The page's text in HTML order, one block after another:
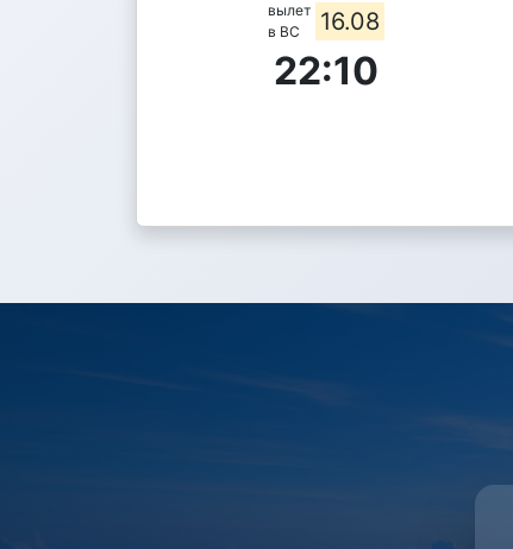
вылет
в ВС
16.08
22:10